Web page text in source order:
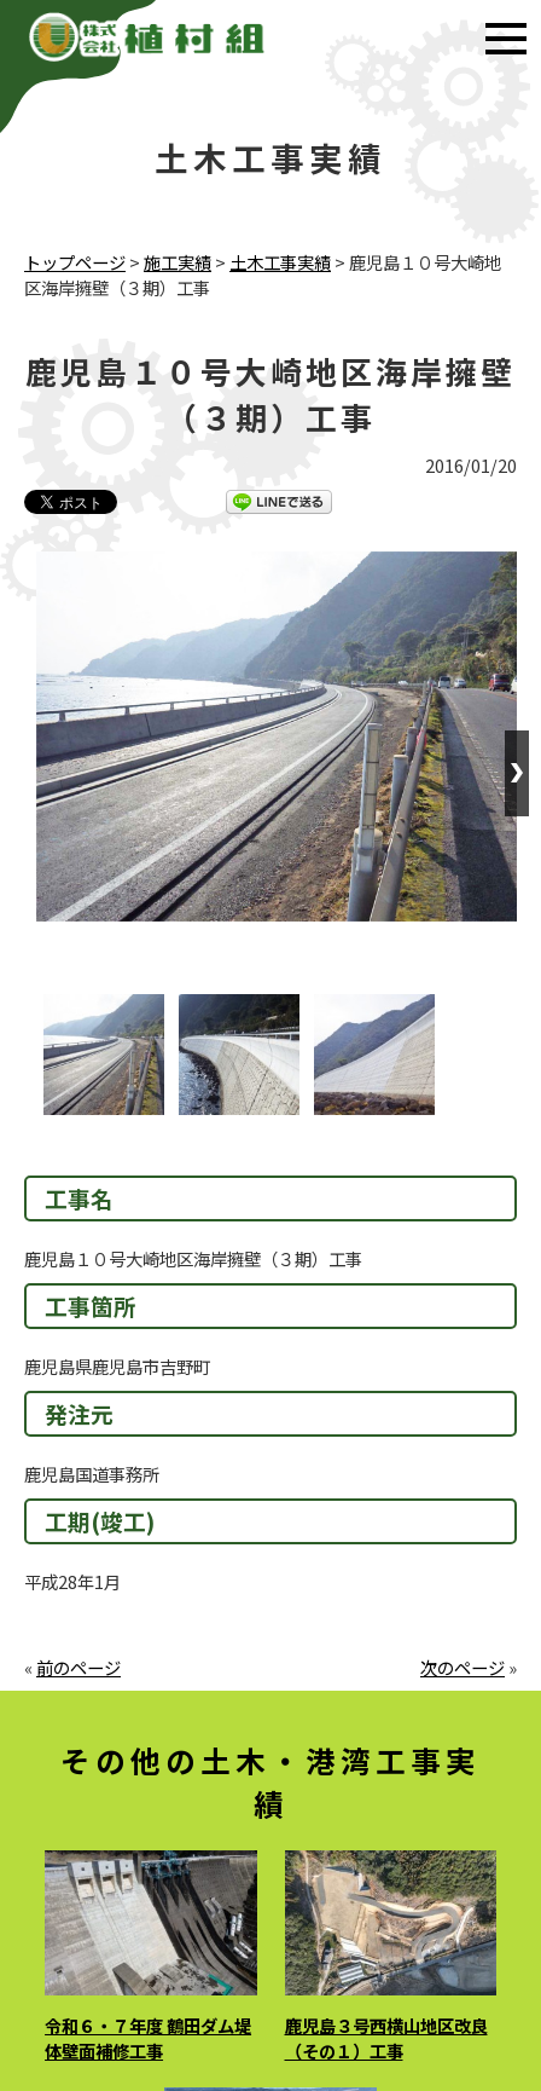
土木工事実績
トップページ>施工実績> 土木工事実績> 鹿児島１０号大崎地
区海岸擁壁（３期）工事
鹿児島１０号大崎地区海岸擁壁
（３期）工事
2016/01/20
工事名
鹿児島１０号大崎地区海岸擁壁（３期）工事
工事箇所
鹿児島県鹿児島市吉野町
発注元
鹿児島国道事務所
工期(竣工)
平成28年1月
« 前のページ 次のページ»
その他の土木・港湾工事実
績
令和６・７年度 鶴田ダム堤
体壁面補修工事
鹿児島３号西横山地区改良
（その１）工事